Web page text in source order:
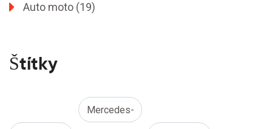
Auto moto (19)
Štítky
Mercedes-